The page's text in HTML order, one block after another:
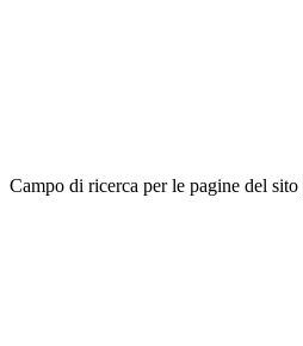
Campo di ricerca per le pagine del sito